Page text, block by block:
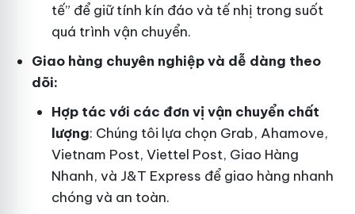
tế” để giữ tính kín đáo và tế nhị trong suốt
quá trình vận chuyển.
Giao hàng chuyên nghiệp và dễ dàng theo
dõi:
Hợp tác với các đơn vị vận chuyển chất
lượng: Chúng tôi lựa chọn Grab, Ahamove,
Vietnam Post, Viettel Post, Giao Hàng
Nhanh, và J&T Express để giao hàng nhanh
chóng và an toàn.